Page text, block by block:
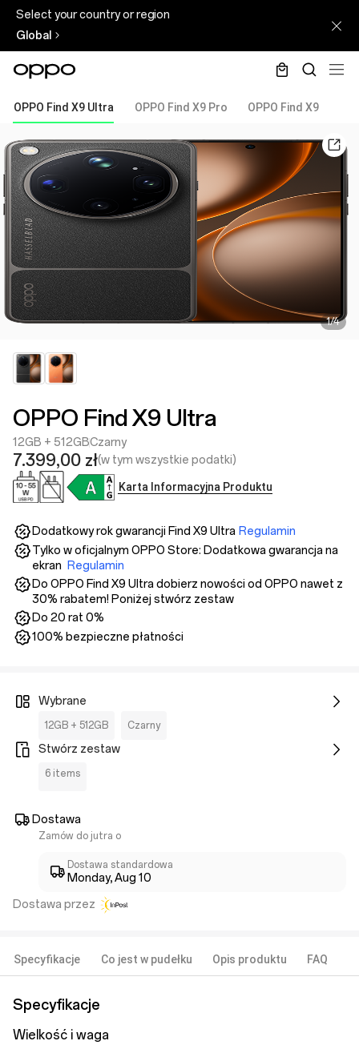
Select your country or region
Global
OPPO Find X9 Ultra OPPO Find X9 Pro OPPO Find X9
1/4
OPPO Find X9 Ultra
12GB + 512GBCzarny
7.399,00 zł(w tym wszystkie podatki)
Karta Informacyjna Produktu
Dodatkowy rok gwarancji Find X9 Ultra Regulamin
Tylko w oficjalnym OPPO Store: Dodatkowa gwarancja na
ekran Regulamin
Do OPPO Find X9 Ultra dobierz nowości od OPPO nawet z
30% rabatem! Poniżej stwórz zestaw
Do 20 rat 0%
100% bezpieczne płatności
Wybrane
12GB + 512GB Czarny
Stwórz zestaw
6 items
Dostawa
Zamów do jutra o
Dostawa standardowa
Monday, Aug 10
Dostawa przez
Specyfikacje Co jest w pudełku Opis produktu FAQ
Specyfikacje
Wielkość i waga